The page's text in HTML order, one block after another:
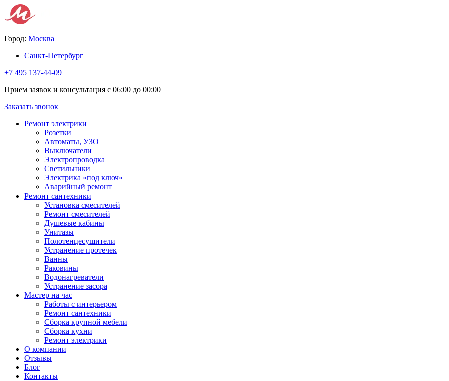
Город: Москва
Санкт-Петербург
+7 495 137-44-09
Прием заявок и консультация с 06:00 до 00:00
Заказать звонок
Ремонт электрики
Розетки
Автоматы, УЗО
Выключатели
Электропроводка
Светильники
Электрика «под ключ»
Аварийный ремонт
Ремонт сантехники
Установка смесителей
Ремонт смесителей
Душевые кабины
Унитазы
Полотенцесушители
Устранение протечек
Ванны
Раковины
Водонагреватели
Устранение засора
Мастер на час
Работы с интерьером
Ремонт сантехники
Сборка крупной мебели
Сборка кухни
Ремонт электрики
О компании
Отзывы
Блог
Контакты